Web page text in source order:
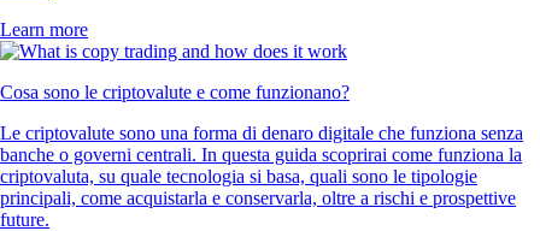
Learn more
Cosa sono le criptovalute e come funzionano?
Le criptovalute sono una forma di denaro digitale che funziona senza
banche o governi centrali. In questa guida scoprirai come funziona la
criptovaluta, su quale tecnologia si basa, quali sono le tipologie
principali, come acquistarla e conservarla, oltre a rischi e prospettive
future.